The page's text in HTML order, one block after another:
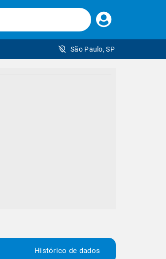
Faça
seu
São Paulo, SP
Histórico de dados